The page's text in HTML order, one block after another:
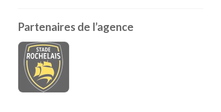
Partenaires de l’agence